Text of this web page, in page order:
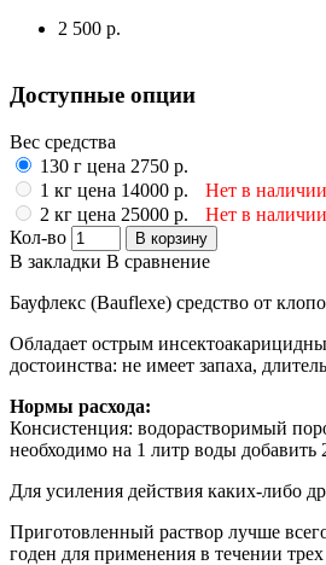
2 500 р.
Доступные опции
Вес средства
130 г цена 2750 р.
1 кг цена 14000 р.
Нет в наличии
2 кг цена 25000 р.
Нет в наличии
Кол-во
В корзину
В закладки В сравнение
Бауфлекс (Bauflexe) средство от
Обладает острым
достоинства: не имеет запаха,
Нормы расхода:
Консистенция: водорастворимый
необходимо на 1 литр воды
Для усиления действия каких-либо
Приготовленный раствор лучше
годен для применения в течении трех